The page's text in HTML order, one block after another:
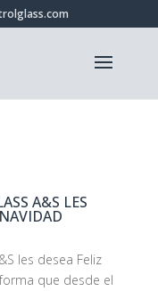
A&S LES
les desea Feliz
que desde el